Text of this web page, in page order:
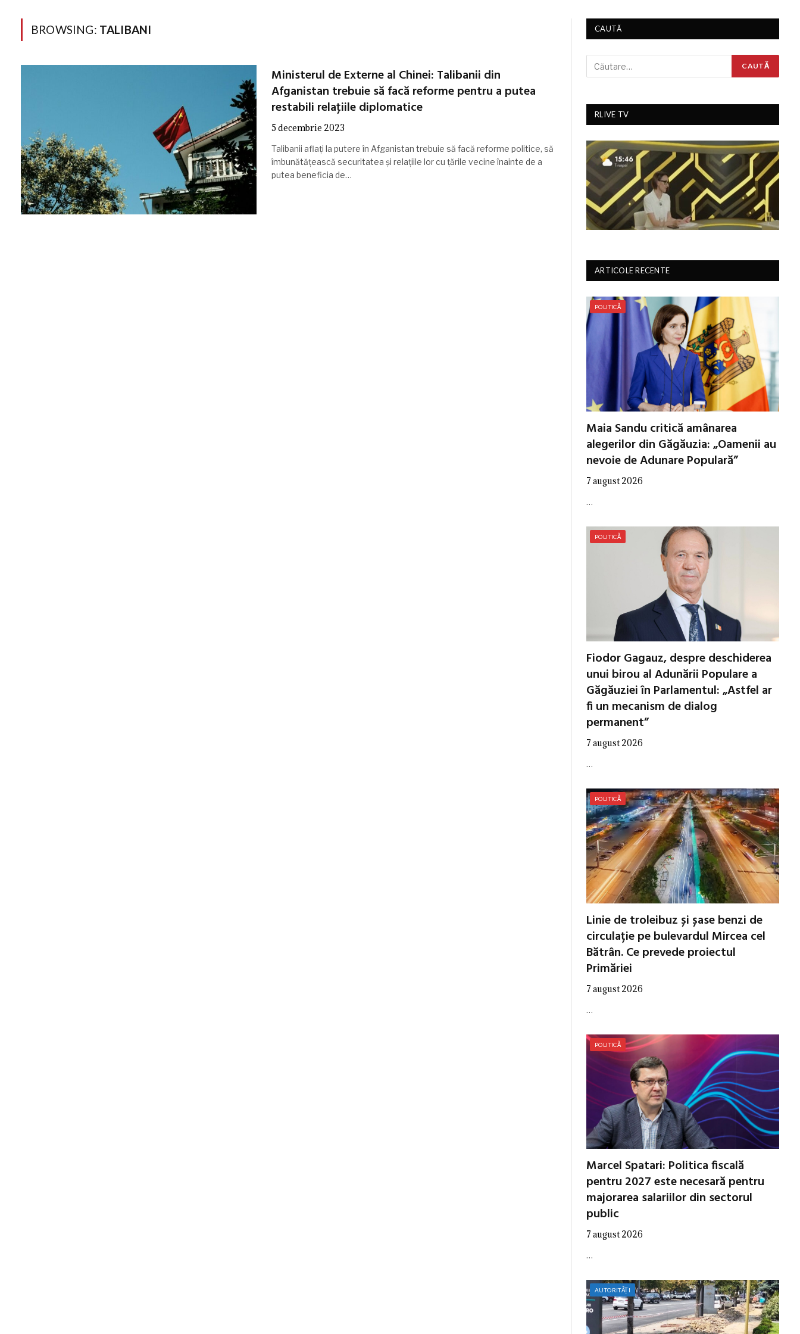
BROWSING: TALIBANI
Ministerul de Externe al Chinei: Talibanii din
Afganistan trebuie să facă reforme pentru a putea
restabili relaţiile diplomatice
5 decembrie 2023
Talibanii aflaţi la putere în Afganistan trebuie să facă reforme politice, să
îmbunătăţească securitatea şi relaţiile lor cu ţările vecine înainte de a
putea beneficia de…
CAUTĂ
RLIVE TV
ARTICOLE RECENTE
POLITICĂ
Maia Sandu critică amânarea
alegerilor din Găgăuzia: „Oamenii au
nevoie de Adunare Populară”
7 august 2026
…
POLITICĂ
Fiodor Gagauz, despre deschiderea
unui birou al Adunării Populare a
Găgăuziei în Parlamentul: „Astfel ar
fi un mecanism de dialog
permanent”
7 august 2026
…
POLITICĂ
Linie de troleibuz și șase benzi de
circulație pe bulevardul Mircea cel
Bătrân. Ce prevede proiectul
Primăriei
7 august 2026
…
POLITICĂ
Marcel Spatari: Politica fiscală
pentru 2027 este necesară pentru
majorarea salariilor din sectorul
public
7 august 2026
…
AUTORITĂȚI